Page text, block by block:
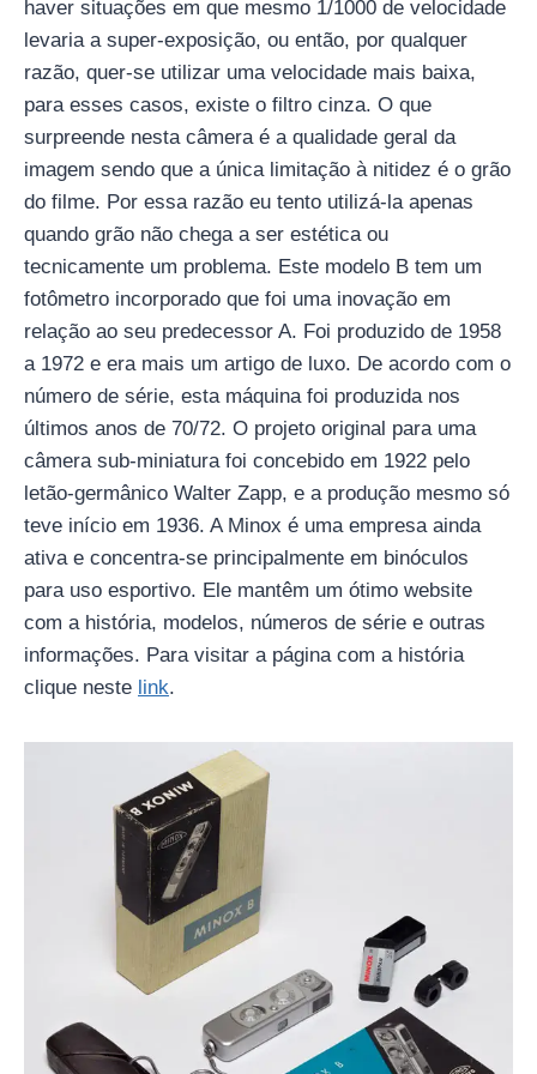
haver situações em que mesmo 1/1000 de velocidade
levaria a super-exposição, ou então, por qualquer
razão, quer-se utilizar uma velocidade mais baixa,
para esses casos, existe o filtro cinza. O que
surpreende nesta câmera é a qualidade geral da
imagem sendo que a única limitação à nitidez é o grão
do filme. Por essa razão eu tento utilizá-la apenas
quando grão não chega a ser estética ou
tecnicamente um problema. Este modelo B tem um
fotômetro incorporado que foi uma inovação em
relação ao seu predecessor A. Foi produzido de 1958
a 1972 e era mais um artigo de luxo. De acordo com o
número de série, esta máquina foi produzida nos
últimos anos de 70/72. O projeto original para uma
câmera sub-miniatura foi concebido em 1922 pelo
letão-germânico Walter Zapp, e a produção mesmo só
teve início em 1936. A Minox é uma empresa ainda
ativa e concentra-se principalmente em binóculos
para uso esportivo. Ele mantêm um ótimo website
com a história, modelos, números de série e outras
informações. Para visitar a página com a história
clique neste link.